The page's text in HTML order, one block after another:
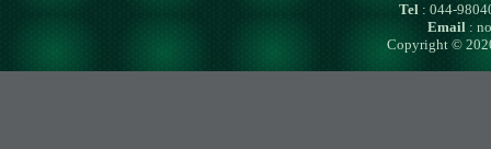
Tel: 044-
Email :
Copyright ©